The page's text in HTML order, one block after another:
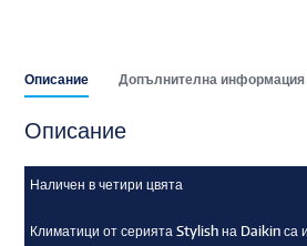
Описание Допълнителна информация
Описание
Наличен в четири цвята
Климатици от серията Stylish на Daikin са